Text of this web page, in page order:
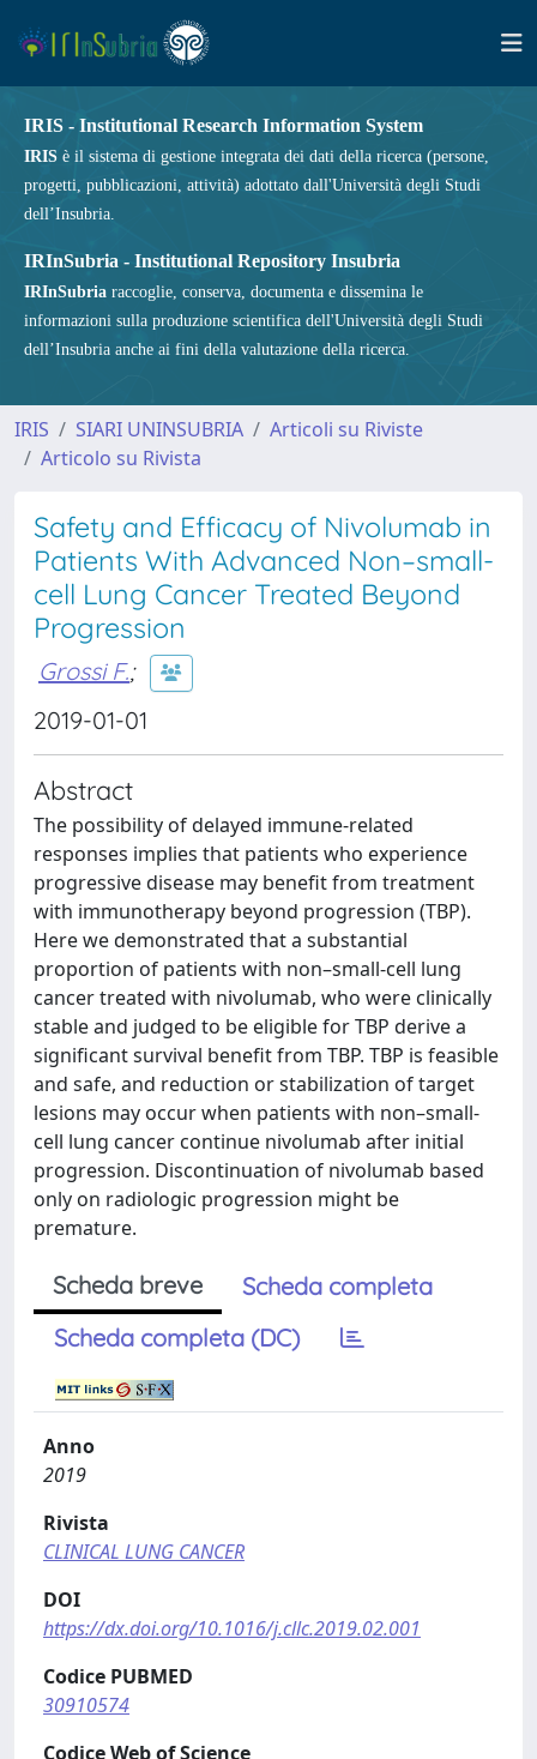
IRIS - Institutional Research Information System
IRIS è il sistema di gestione integrata dei dati della ricerca (persone,
progetti, pubblicazioni, attività) adottato dall'Università degli Studi
dell’Insubria.
IRInSubria - Institutional Repository Insubria
IRInSubria raccoglie, conserva, documenta e dissemina le
informazioni sulla produzione scientifica dell'Università degli Studi
dell’Insubria anche ai fini della valutazione della ricerca.
IRIS SIARI UNINSUBRIA
Articoli su Riviste
Articolo su Rivista
Safety and Efficacy of Nivolumab in
Patients With Advanced Non–small-
cell Lung Cancer Treated Beyond
Progression
Grossi F.;
2019-01-01
Abstract
The possibility of delayed immune-related
responses implies that patients who experience
progressive disease may benefit from treatment
with immunotherapy beyond progression (TBP).
Here we demonstrated that a substantial
proportion of patients with non–small-cell lung
cancer treated with nivolumab, who were clinically
stable and judged to be eligible for TBP derive a
significant survival benefit from TBP. TBP is feasible
and safe, and reduction or stabilization of target
lesions may occur when patients with non–small-
cell lung cancer continue nivolumab after initial
progression. Discontinuation of nivolumab based
only on radiologic progression might be
premature.
Scheda breve
Scheda completa
Scheda completa (DC)
Anno
2019
Rivista
CLINICAL LUNG CANCER
DOI
https://dx.doi.org/10.1016/j.cllc.2019.02.001
Codice PUBMED
30910574
Codice Web of Science